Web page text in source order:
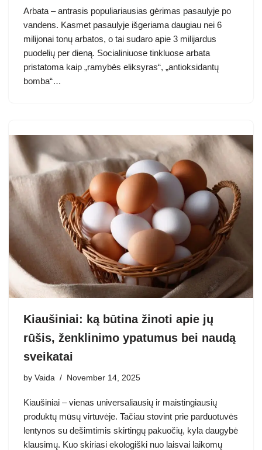
Arbata – antrasis populiariausias gėrimas pasaulyje po
vandens. Kasmet pasaulyje išgeriama daugiau nei 6
milijonai tonų arbatos, o tai sudaro apie 3 milijardus
puodelių per dieną. Socialiniuose tinkluose arbata
pristatoma kaip „ramybės eliksyras“, „antioksidantų
bomba“…
Kiaušiniai: ką būtina žinoti apie jų
rūšis, ženklinimo ypatumus bei naudą
sveikatai
by Vaida November 14, 2025
Kiaušiniai – vienas universaliausių ir maistingiausių
produktų mūsų virtuvėje. Tačiau stovint prie parduotuvės
lentynos su dešimtimis skirtingų pakuočių, kyla daugybė
klausimų. Kuo skiriasi ekologiški nuo laisvai laikomų